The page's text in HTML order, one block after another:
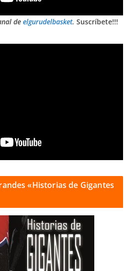
de elgurudelbasket. Suscríbete!!!
«Historias de Gigantes